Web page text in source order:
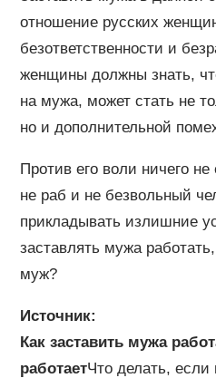
отношение русских
безответственности и
женщины должны знать,
на мужа, может стать не
но и дополнительной
Против его воли ничего
не раб и не безвольный
прикладывать излишние
заставлять мужа
муж?
Источник:
Как заставить мужа
работаетЧто делать, если